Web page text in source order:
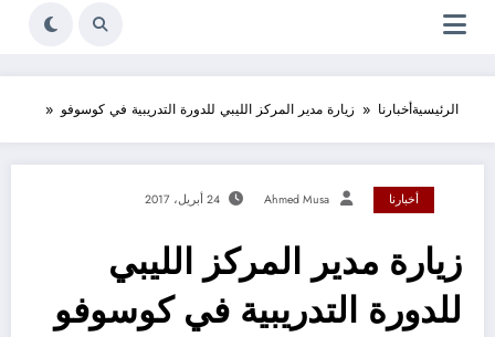
الرئيسيةأخبارنا زيارة مدير المركز الليبي للدورة التدريبية في كوسوفو
أخبارنا Ahmed Musa 24 أبريل، 2017
زيارة مدير المركز الليبي
للدورة التدريبية في كوسوفو